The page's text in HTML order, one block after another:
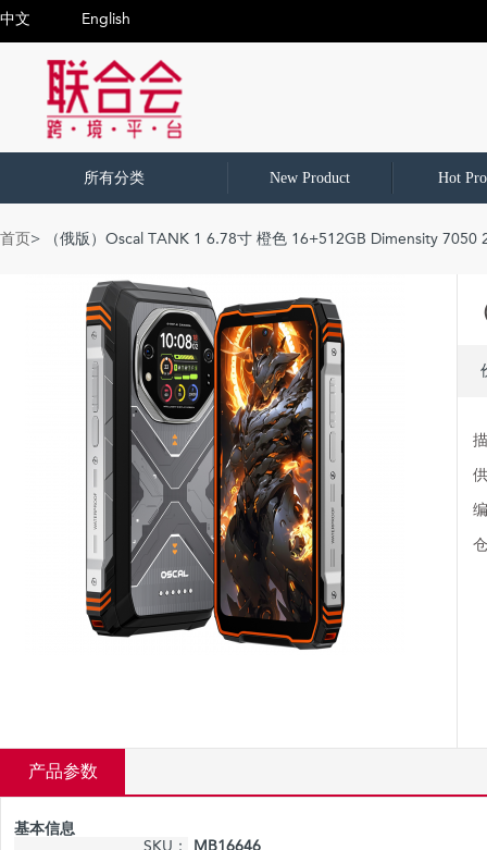
中文 English
所有分类 New Product Hot
首页> （俄版）Oscal TANK 1 6.78寸 橙色 16+512GB Dimensity 7050
产品参数
基本信息
SKU：
MB16646